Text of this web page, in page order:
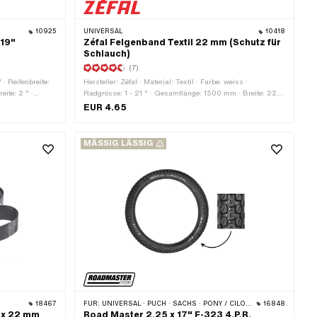
10925
Reifenbreite:
2 " ·
19 " ·
UNIVERSAL 10418
Zéfal Felgenband Textil 22 mm (Schutz für
Schlauch)
(7)
Hersteller: Zéfal · Material: Textil · Farbe: weiss ·
Radgrösse: 1 - 21 " · Gesamtlänge: 1500 mm · Breite: 22
mm
EUR 4.65
18467
MÄSSIG LÄSSIG
FÜR: UNIVERSAL · PUCH · SACHS · PONY / CILO (BETA 521 & 512) · PIAGGIO · TOMOS · ZÜNDAPP 16848